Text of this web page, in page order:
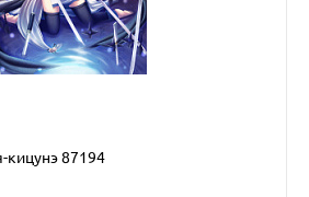
кицунэ 87194